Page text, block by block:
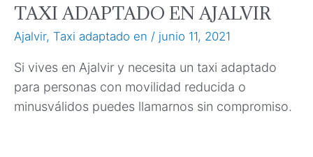
TAXI ADAPTADO EN AJALVIR
Ajalvir, Taxi adaptado en / junio 11, 2021
Si vives en Ajalvir y necesita un taxi adaptado
para personas con movilidad reducida o
minusválidos puedes llamarnos sin compromiso.